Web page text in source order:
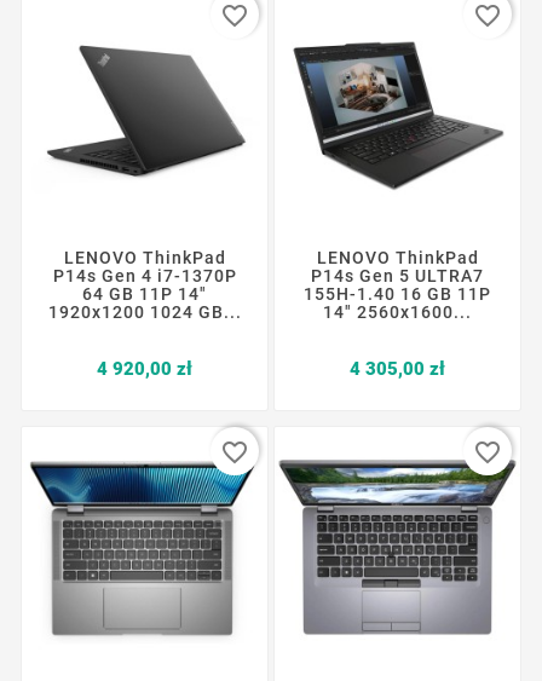
LENOVO ThinkPad
P14s Gen 4 i7-1370P
64 GB 11P 14"
1920x1200 1024 GB...
4 920,00 złCena
favorite_border
LENOVO ThinkPad
P14s Gen 5 ULTRA7
155H-1.40 16 GB 11P
14" 2560x1600...
4 305,00 złCena
favorite_border
favorite_border favorite_border